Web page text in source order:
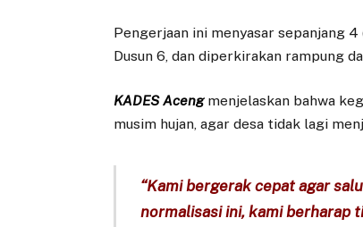
Pengerjaan ini menyasar sepanjang
Dusun 6, dan diperkirakan rampung
KADES Aceng menjelaskan bahwa
musim hujan, agar desa tidak lagi
“Kami bergerak cepat agar
normalisasi ini, kami berharap